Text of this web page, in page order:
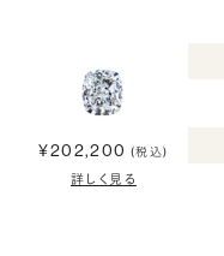
¥202,200 (税込)
詳しく見る